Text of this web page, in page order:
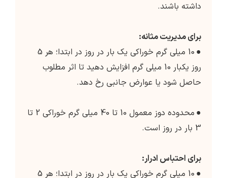
داشته باشند.
برای مدیریت مثانه:
●
10 میلی گرم خوراکی یک بار در روز در ابتدا؛ هر 5
روز یکبار 10 میلی گرم افزایش دهید تا اثر مطلوب
حاصل شود یا عوارض جانبی رخ دهد.
●
محدوده دوز معمول 10 تا 40 میلی گرم خوراکی 2 تا
3 بار در روز است.
برای احتباس ادرار:
●
10 میلی گرم خوراکی یک بار در روز در ابتدا؛ هر 5